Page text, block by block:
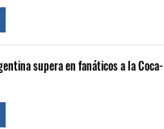
supera en fanáticos a la Coca-